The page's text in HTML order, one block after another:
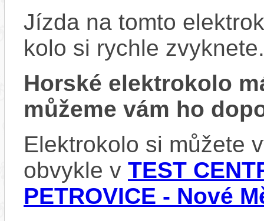
Jízda na tomto
kolo si rychle zvyknete.
Horské elektrokolo
můžeme vám ho
Elektrokolo si můžete
obvykle v TEST
PETROVICE - Nové